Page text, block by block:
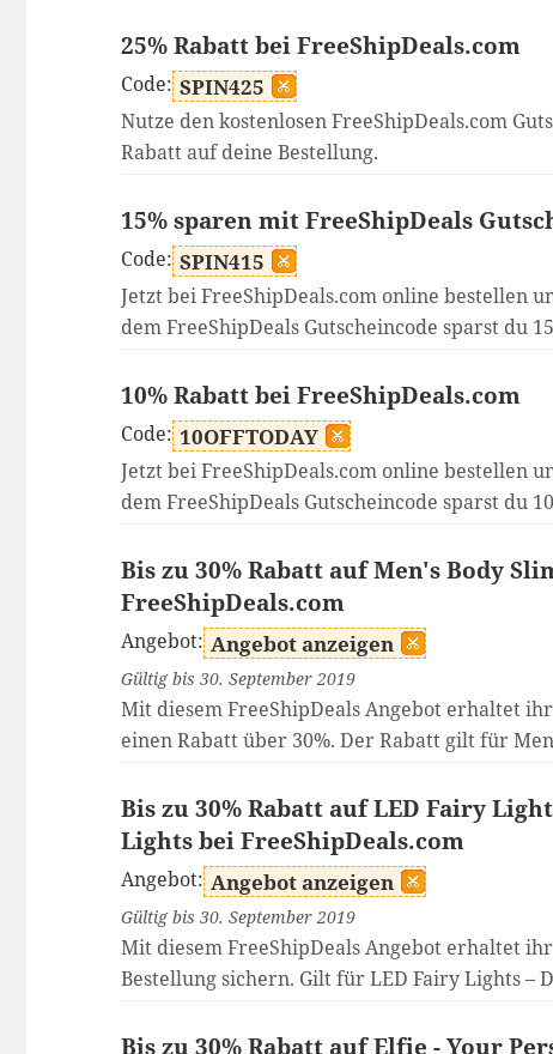
25% Rabatt bei FreeShipDeals.com
Code: SPIN425
Nutze den kostenlosen FreeShipDeals.com
Rabatt auf deine Bestellung.
15% sparen mit FreeShipDeals
Code: SPIN415
Jetzt bei FreeShipDeals.com online bestellen
dem FreeShipDeals Gutscheincode sparst du
10% Rabatt bei FreeShipDeals.com
Code: 10OFFTODAY
Jetzt bei FreeShipDeals.com online bestellen
dem FreeShipDeals Gutscheincode sparst du
Bis zu 30% Rabatt auf Men's Body
FreeShipDeals.com
Angebot: Angebot anzeigen
Gültig bis 30. September 2019
Mit diesem FreeShipDeals Angebot erhaltet
einen Rabatt über 30%. Der Rabatt gilt für
Bis zu 30% Rabatt auf LED Fairy
Lights bei FreeShipDeals.com
Angebot: Angebot anzeigen
Gültig bis 30. September 2019
Mit diesem FreeShipDeals Angebot erhaltet
Bestellung sichern. Gilt für LED Fairy Lights –
Bis zu 30% Rabatt auf Elfie - Your